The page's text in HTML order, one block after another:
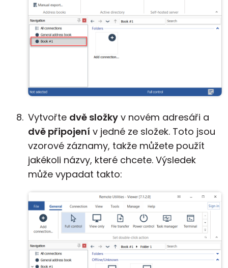
Vytvořte dvě složky v novém adresáři a
dvě připojení v jedné ze složek. Toto jsou
vzorové záznamy, takže můžete použít
jakékoli názvy, které chcete. Výsledek
může vypadat takto: